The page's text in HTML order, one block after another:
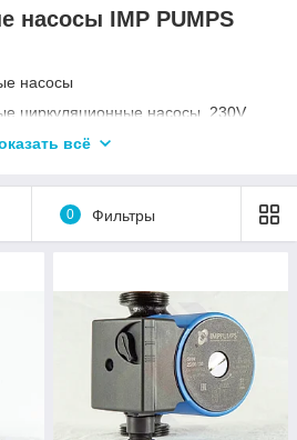
насосы IMP PUMPS
насосы
циркуляционные насосы, 230V.
в системах отопления,
и кондиционирования воздуха.
исполнениях: одинарные и
всё
0 Фильтры